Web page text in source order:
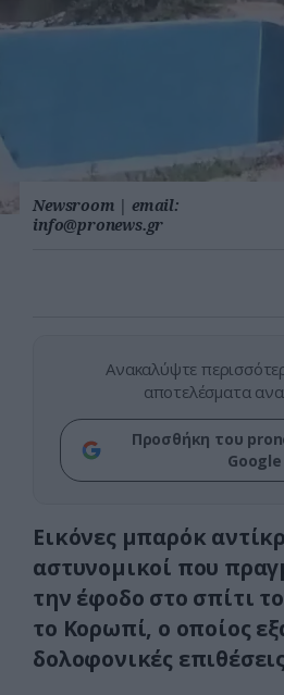
Newsroom | email:
info@pronews.gr
Ανακαλύψτε
αποτελέσματα
Προσθήκη του
Google
Εικόνες μπαρόκ
αστυνομικοί που
την έφοδο στο σπίτι
το Κορωπί, ο οποίος
δολοφονικές